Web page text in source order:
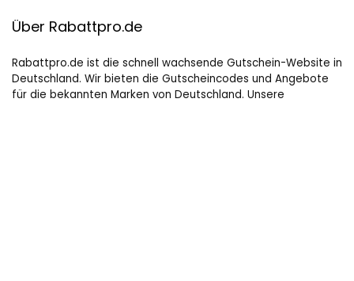
Über Rabattpro.de
Rabattpro.de ist die schnell wachsende Gutschein-Website in
Deutschland. Wir bieten die Gutscheincodes und Angebote
für die bekannten Marken von Deutschland. Unsere